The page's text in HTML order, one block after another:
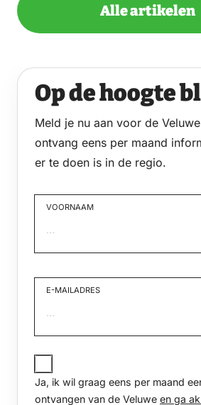
Alle artikelen
Op de hoogte
Meld je nu aan voor de
ontvang eens per maand
er te doen is in de regio.
VOORNAAM
E-MAILADRES
JA,
IK
WIL
GRAAG
Ja, ik wil graag eens per maand
ontvangen van de Veluwe en ga